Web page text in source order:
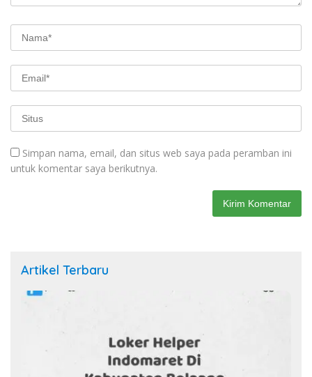
Simpan nama, email, dan situs web saya pada peramban ini
untuk komentar saya berikutnya.
Artikel Terbaru